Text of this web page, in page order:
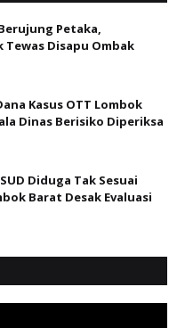
Petaka,
Disapu Ombak
Kasus OTT Lombok
Dinas Berisiko Diperiksa
Diduga Tak Sesuai
Barat Desak Evaluasi